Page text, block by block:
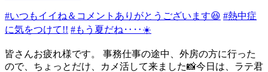
#いつもイイね＆コメントありがとうございます😆 #熱中症
に気をつけて!! #もう夏だね‥‥☀️
皆さんお疲れ様です。 事務仕事の途中、外房の方に行った
ので、ちょっとだけ、カメ活して来ました📸今日は、ラテ君